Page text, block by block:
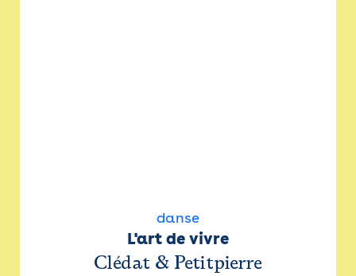
danse
L'art de vivre
Clédat & Petitpierre